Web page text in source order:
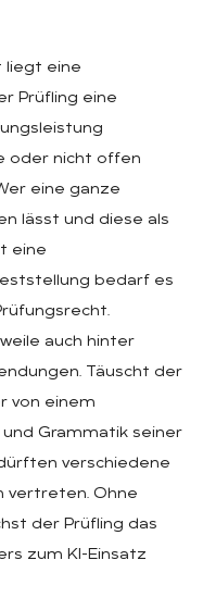
liegt eine
Prüfling eine
oder nicht offen
eine ganze
lässt und diese als
eine
bedarf es
auch hinter
Täuscht der
von einem
Grammatik seiner
verschiedene
vertreten. Ohne
der Prüfling das
zum KI-Einsatz